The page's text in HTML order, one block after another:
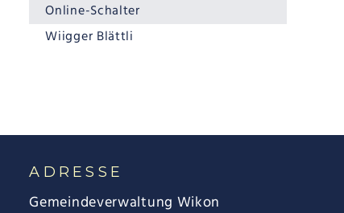
Online-Schalter
Wiigger Blättli
FOOTER
ADRESSE
Gemeindeverwaltung Wikon